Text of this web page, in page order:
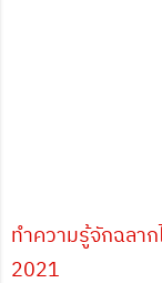
ทำความรู้จักฉลา
2021